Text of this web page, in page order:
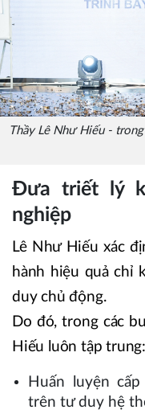
Thầy Lê Như Hiếu -
Đưa triết lý
nghiệp
Lê Như Hiếu xác
hành hiệu quả chỉ
duy chủ động.
Do đó, trong các
Hiếu luôn tập trung:
Huấn luyện
trên tư duy hệ